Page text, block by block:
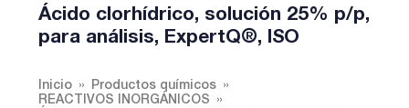
Ácido clorhídrico, solución 25% p/p,
para análisis, ExpertQ®, ISO
Inicio
Productos químicos
REACTIVOS INORGÁNICOS